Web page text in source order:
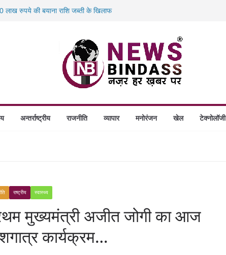
लाख रुपये की बयाना राशि जब्ती के खिलाफ
होंगे स्थापित, हर विकासखंड के 10 उत्कृष्ट गोठानों
का बड़ा एक्शन: 13 म्यूल बैंक खाताधारक गिरफ्तार
अन्तर्राष्ट्रीय राजनीति व्यापार मनोरंजन खेल टेक्नोलॉजी
राष्ट्रीय स्वास्थ्य
मुख्यमंत्री अजीत जोगी का आज
कार्यक्रम…